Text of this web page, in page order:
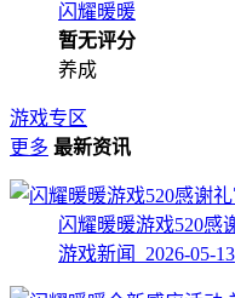
闪耀暖暖
暂无评分
养成
游戏专区
更多 最新资讯
闪耀暖暖游戏520感
游戏新闻 2026-05-13